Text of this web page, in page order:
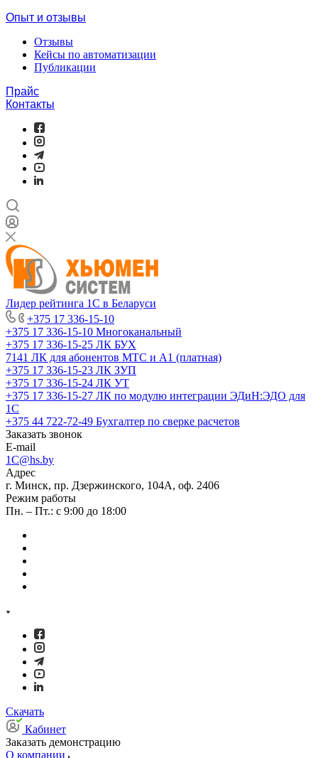
Опыт и отзывы
Отзывы
Кейсы по автоматизации
Публикации
Прайс
Контакты
Лидер рейтинга 1С в Беларуси
+375 17 336-15-10
+375 17 336-15-10 Многоканальный
+375 17 336-15-25 ЛК БУХ
7141 ЛК для абонентов МТС и А1 (платная)
+375 17 336-15-23 ЛК ЗУП
+375 17 336-15-24 ЛК УТ
+375 17 336-15-27 ЛК по модулю интеграции ЭДиН:ЭДО для
1С
+375 44 722-72-49 Бухгалтер по сверке расчетов
Заказать звонок
E-mail
1C@hs.by
Адрес
г. Минск, пр. Дзержинского, 104А, оф. 2406
Режим работы
Пн. – Пт.: с 9:00 до 18:00
Скачать
Кабинет
Заказать демонстрацию
О компании